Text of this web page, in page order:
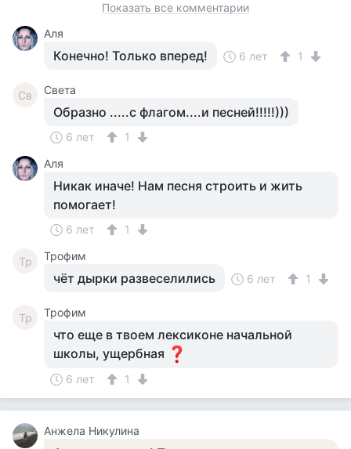
Показать все комментарии
Аля
Конечно! Только вперед! 6 лет 1
Св Света
Образно .....с флагом....и песней!!!!!)))
6 лет
1
Аля
Никак иначе! Нам песня строить и жить
помогает!
6 лет 1
Тр Трофим
чёт дырки развеселились 6 лет 1
Тр Трофим
что еще в твоем лексиконе начальной
школы, ущербная
6 лет 1
Анжела Никулина